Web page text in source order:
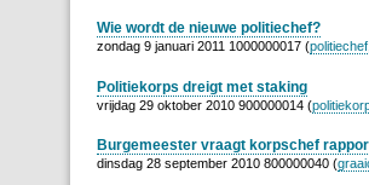
Wie wordt de nieuwe politiechef?
zondag 9 januari 2011 1000000017 (politiechef
Politiekorps dreigt met staking
vrijdag 29 oktober 2010 900000014 (
Burgemeester vraagt korpschef
dinsdag 28 september 2010 800000040 (